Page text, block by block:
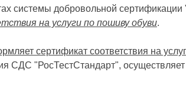
системы добровольной сертификации
на услуги по пошиву обуви.
сертификат соответствия на
СДС "РосТестСтандарт",